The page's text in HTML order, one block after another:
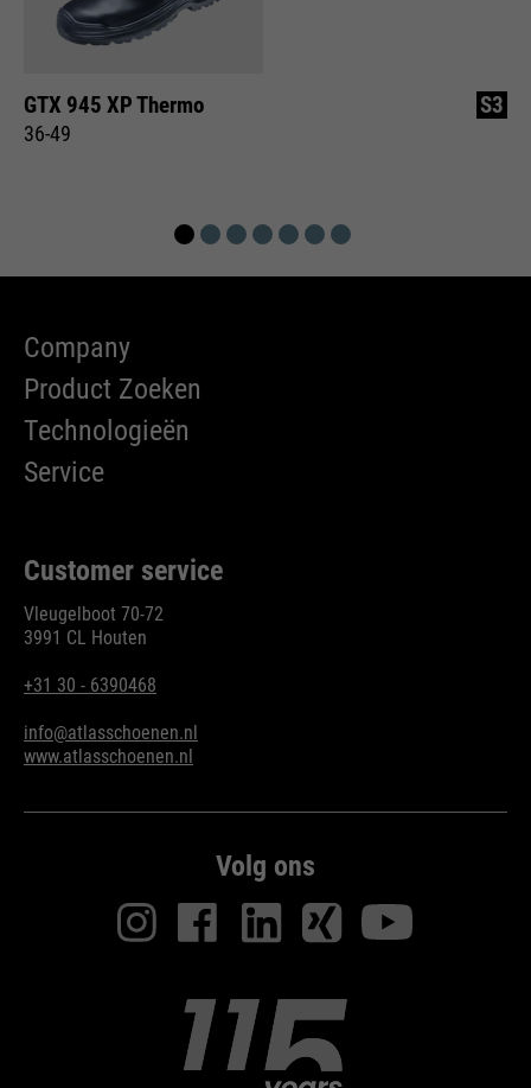
GTX 945 XP Thermo
36-49
S3
Company
Product Zoeken
Technologieën
Service
Customer service
Vleugelboot 70-72
3991 CL Houten
+31 30 - 6390468
info@atlasschoenen.nl
www.atlasschoenen.nl
Volg ons